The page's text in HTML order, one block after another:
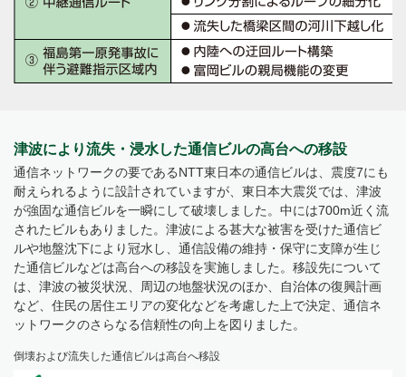
津波により流失・浸水した通信ビルの高台への移設
通信ネットワークの要であるNTT東日本の通信ビルは、震度7にも
耐えられるように設計されていますが、東日本大震災では、津波
が強固な通信ビルを一瞬にして破壊しました。中には700m近く流
されたビルもありました。津波による甚大な被害を受けた通信ビ
ルや地盤沈下により冠水し、通信設備の維持・保守に支障が生じ
た通信ビルなどは高台への移設を実施しました。移設先について
は、津波の被災状況、周辺の地盤状況のほか、自治体の復興計画
など、住民の居住エリアの変化などを考慮した上で決定、通信ネ
ットワークのさらなる信頼性の向上を図りました。
倒壊および流失した通信ビルは高台へ移設